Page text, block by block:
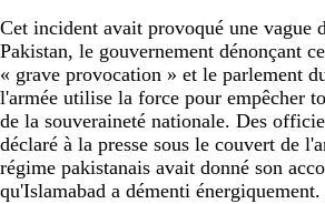
Cet incident avait provoqué une vague
Pakistan, le gouvernement dénonçant
« grave provocation » et le parlement
l'armée utilise la force pour empêcher
de la souveraineté nationale. Des
déclaré à la presse sous le couvert de
régime pakistanais avait donné son
qu'Islamabad a démenti énergiquement.